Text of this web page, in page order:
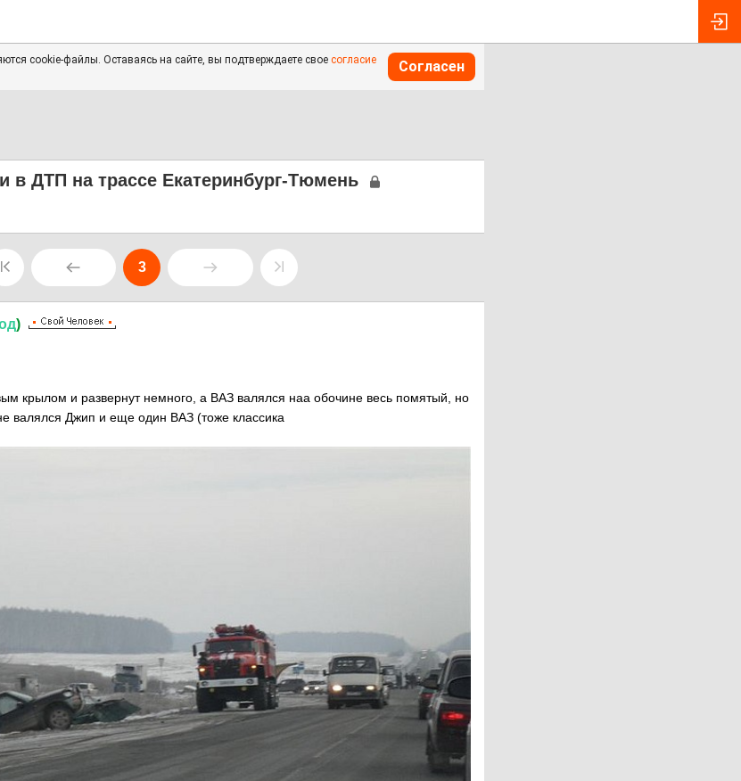
cookie-файлы. Оставаясь на сайте, вы подтверждаете свое согласие
Согласен
в ДТП на трассе Екатеринбург-Тюмень
3
)
крылом и развернут немного, а ВАЗ валялся наа обочине весь помятый, но
валялся Джип и еще один ВАЗ (тоже классика